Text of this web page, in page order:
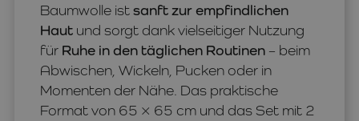
Baumwolle istsanft zur empfindlichen
Haut und sorgt dank vielseitiger Nutzung
für Ruhe in den täglichen Routinen – beim
Abwischen, Wickeln, Pucken oder in
Momenten der Nähe. Das praktische
Format von 65 × 65 cm und das Set mit 2